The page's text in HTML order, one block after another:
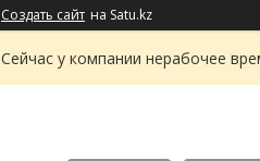
Создать сайт на Satu.kz
Сейчас у компании нерабочее